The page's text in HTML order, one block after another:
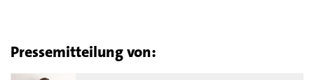
Pressemitteilung von: